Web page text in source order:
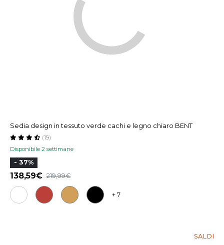
Sedia design in tessuto verde cachi e legno chiaro BENT
Disponibile 2 settimane
(19)
- 37%
138,59 219,99
+ 7
SALDI